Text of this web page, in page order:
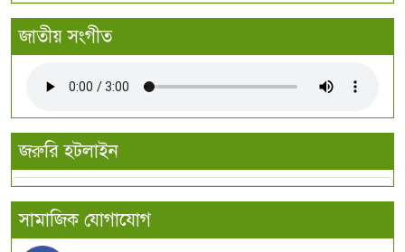
জাতীয় সংগীত
জরুরি হটলাইন
সামাজিক যোগাযোগ